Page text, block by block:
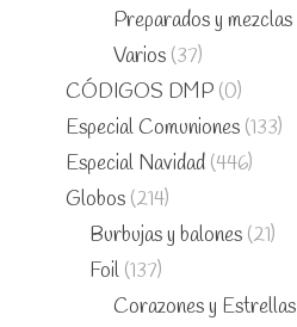
Preparados y mezclas
Varios (37)
CÓDIGOS DMP (0)
Especial Comuniones (133)
Especial Navidad (446)
Globos (214)
Burbujas y balones (21)
Foil (137)
Corazones y Estrellas